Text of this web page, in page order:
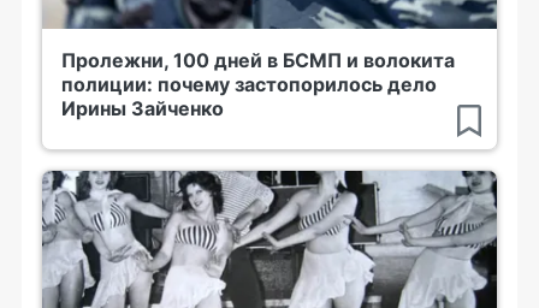
Пролежни, 100 дней в БСМП и волокита
полиции: почему застопорилось дело
Ирины Зайченко